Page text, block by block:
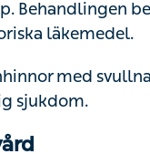
med svullnad,
som inte